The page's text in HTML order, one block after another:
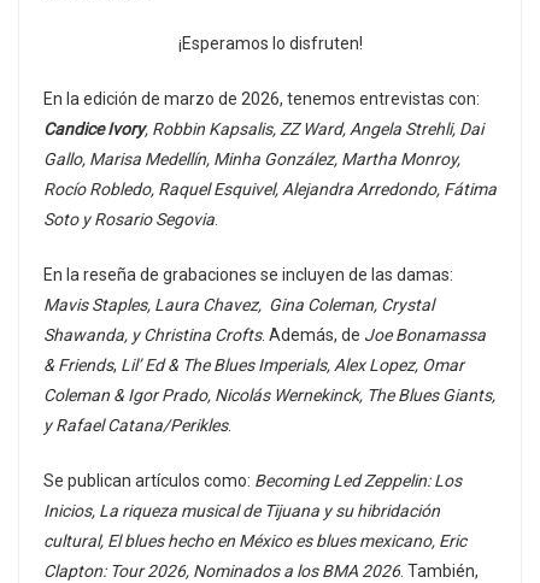
¡Esperamos lo disfruten!
En la edición de marzo de 2026, tenemos entrevistas con:
Candice Ivory, Robbin Kapsalis, ZZ Ward, Angela Strehli, Dai
Gallo, Marisa Medellín, Minha González, Martha Monroy,
Rocío Robledo, Raquel Esquivel, Alejandra Arredondo, Fátima
Soto y Rosario Segovia
En la reseña de grabaciones se incluyen de las damas:
Mavis Staples, Laura Chavez, Gina Coleman, Crystal
Shawanda, y Christina Crofts. Además, de Joe Bonamassa
& Friends, Lil’ Ed & The Blues Imperials, Alex Lopez, Omar
Coleman & Igor Prado, Nicolás Wernekinck, The Blues Giants,
y Rafael Catana/Perikles.
Se publican artículos como: Becoming Led Zeppelin: Los
Inicios, La riqueza musical de Tijuana y su hibridación
cultural, El blues hecho en México es blues mexicano, Eric
Clapton: Tour 2026, Nominados a los BMA 2026. También,